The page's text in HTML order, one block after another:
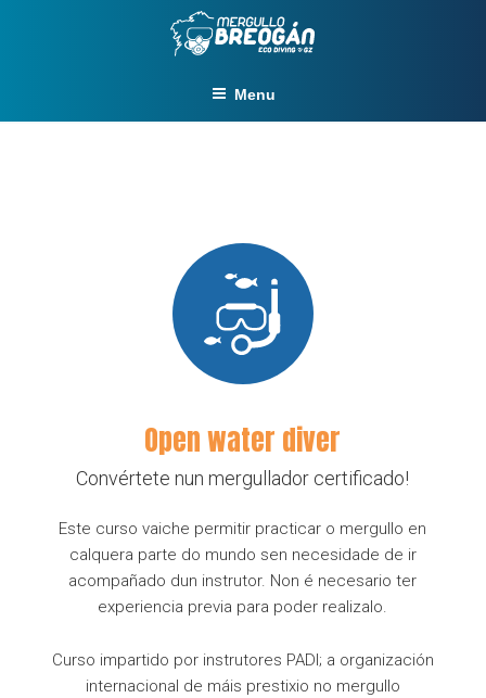
Menu
Open water diver
Convértete nun mergullador certificado!
Este curso vaiche permitir practicar o mergullo en
calquera parte do mundo sen necesidade de ir
acompañado dun instrutor. Non é necesario ter
experiencia previa para poder realizalo.
Curso impartido por instrutores PADI; a organización
internacional de máis prestixio no mergullo